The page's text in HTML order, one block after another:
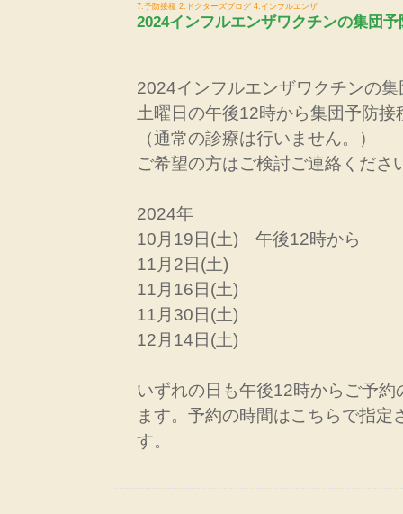
7.予防接種 2.ドクターズブログ 4.インフルエンザ
2024インフルエンザワクチンの集団予
2024インフルエンザワクチンの
土曜日の午後12時から集団予防接
（通常の診療は行いません。）
ご希望の方はご検討ご連絡くださ
2024年
10月19日(土) 午後12時から
11月2日(土)
11月16日(土)
11月30日(土)
12月14日(土)
いずれの日も午後12時からご予約
ます。予約の時間はこちらで指定
す。